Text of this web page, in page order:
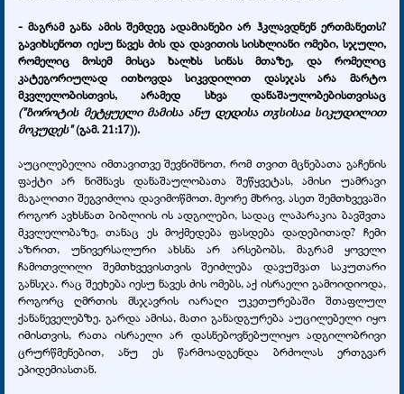
- მაგრამ განა ამის შემდეგ ადამიანები არ ჰკლავდნენ ერთმანეთს?
გავიხსენოთ იესუ ნავეს ძის და დავითის სისხლიანი ომები, სჯული,
რომელიც მოსემ მისცა ხალხს სინას მთაზე, და რომელიც
კატეგორიულად ითხოვდა სიკვდილით დასჯას არა მარტო
მკვლელობისთვის, არამედ სხვა დანაშაულობებისთვისაც
("ბოროტის მეტყუელი მამისა ანუ დედისა თჳსისაჲ სიკუდილით
მოკუდეს"(გამ. 21:17)).
აუცილებელია იმთავითვე შევნიშნოთ, რომ თვით მცნებათა გაჩენის
ფაქტი არ ნიშნავს დანაშაულობათა შეწყვეტას, ამისი უამრავი
მაგალითი შეგვიძლია დავიმოწმოთ. მეორე მხრივ, ასეთ შემთხვევაში
როგორ ავხსნათ ბიბლიის ის ადგილები, სადაც ლაპარაკია ბავშვთა
მკვლელობაზე, თანაც ეს მოქმედება ფასდება დადებითად? ჩემი
აზრით, უნივერსალური ახსნა არ არსებობს, მაგრამ ყოველი
ჩამოთვლილი შემთხვევისთვის შეიძლება დავუშვათ საკუთარი
განსჯა. რაც შეეხება იესუ ნავეს ძის ომებს, აქ ისრაელი გამოიდიოდა,
როგორც ღმრთის მსჯავრის იარაღი უკეთურებაში შთაფლულ
ქანანეველებზე. გარდა ამისა, მათი განადგურება აუცილებელი იყო
იმისთვის, რათა ისრაელი არ დასნებოვნებულიყო ადგილობრივი
ცრურწმენებით, ანუ ეს წარმოადგენდა ბრძოლას ერთგვარ
ეპიდემიასთან.